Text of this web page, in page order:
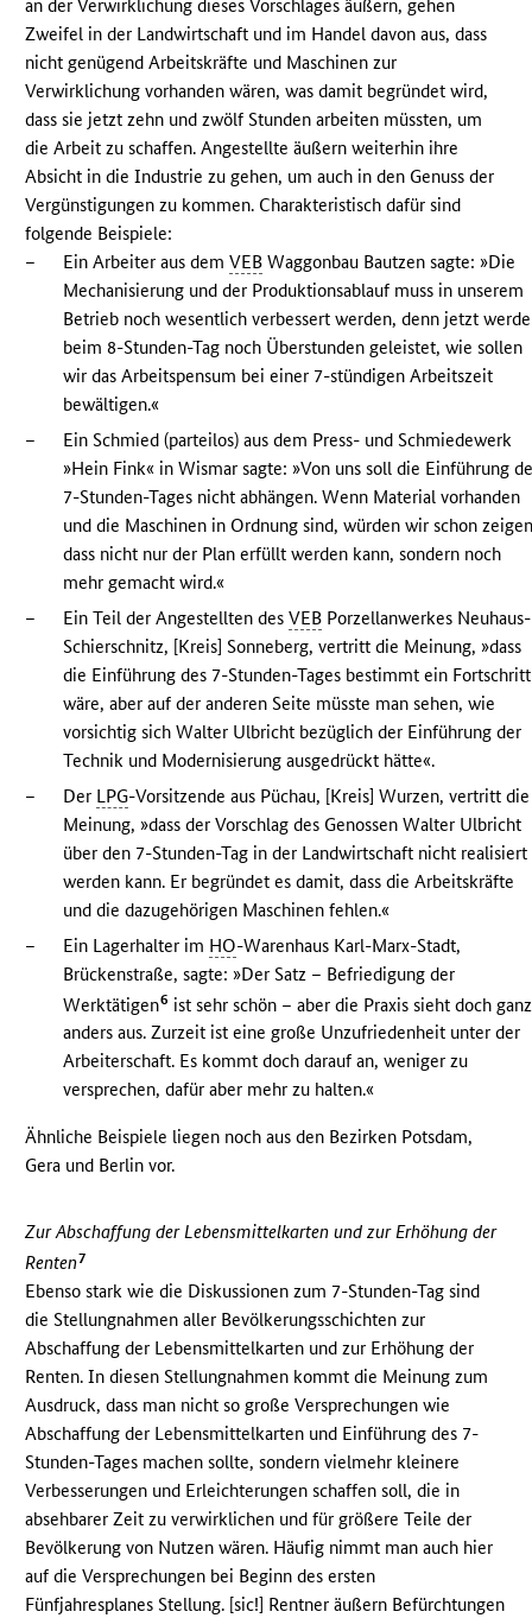
an der Verwirklichung dieses Vorschlages äußern, gehen
Zweifel in der Landwirtschaft und im Handel davon aus, dass
nicht genügend Arbeitskräfte und Maschinen zur
Verwirklichung vorhanden wären, was damit begründet wird,
dass sie jetzt zehn und zwölf Stunden arbeiten müssten, um
die Arbeit zu schaffen. Angestellte äußern weiterhin ihre
Absicht in die Industrie zu gehen, um auch in den Genuss der
Vergünstigungen zu kommen. Charakteristisch dafür sind
folgende Beispiele:
–
Ein Arbeiter aus demVEB Waggonbau Bautzen sagte: »Die
Mechanisierung und der Produktionsablauf muss in unserem
Betrieb noch wesentlich verbessert werden, denn jetzt
beim 8-Stunden-Tag noch Überstunden geleistet, wie sollen
wir das Arbeitspensum bei einer 7-stündigen Arbeitszeit
bewältigen.«
–
Ein Schmied (parteilos) aus dem Press- und Schmiedewerk
»Hein Fink« in Wismar sagte: »Von uns soll die Einführung
7-Stunden-Tages nicht abhängen. Wenn Material vorhanden
und die Maschinen in Ordnung sind, würden wir schon
dass nicht nur der Plan erfüllt werden kann, sondern noch
mehr gemacht wird.«
–
Ein Teil der Angestellten desVEB Porzellanwerkes Neuhaus-
Schierschnitz, [Kreis] Sonneberg, vertritt die Meinung, »dass
die Einführung des 7-Stunden-Tages bestimmt ein Fortschritt
wäre, aber auf der anderen Seite müsste man sehen, wie
vorsichtig sich Walter Ulbricht bezüglich der Einführung der
Technik und Modernisierung ausgedrückt hätte«.
–
Der LPG-Vorsitzende aus Püchau, [Kreis] Wurzen, vertritt die
Meinung, »dass der Vorschlag des Genossen Walter Ulbricht
über den 7-Stunden-Tag in der Landwirtschaft nicht realisiert
werden kann. Er begründet es damit, dass die Arbeitskräfte
und die dazugehörigen Maschinen fehlen.«
–
Ein Lagerhalter im HO-Warenhaus Karl-Marx-Stadt,
Brückenstraße, sagte: »Der Satz – Befriedigung der
Werktätigen6 ist sehr schön – aber die Praxis sieht doch ganz
anders aus. Zurzeit ist eine große Unzufriedenheit unter der
Arbeiterschaft. Es kommt doch darauf an, weniger zu
versprechen, dafür aber mehr zu halten.«
Ähnliche Beispiele liegen noch aus den Bezirken Potsdam,
Gera und Berlin vor.
Zur Abschaffung der Lebensmittelkarten und zur Erhöhung der
Renten7
Ebenso stark wie die Diskussionen zum 7-Stunden-Tag sind
die Stellungnahmen aller Bevölkerungsschichten zur
Abschaffung der Lebensmittelkarten und zur Erhöhung der
Renten. In diesen Stellungnahmen kommt die Meinung zum
Ausdruck, dass man nicht so große Versprechungen wie
Abschaffung der Lebensmittelkarten und Einführung des 7-
Stunden-Tages machen sollte, sondern vielmehr kleinere
Verbesserungen und Erleichterungen schaffen soll, die in
absehbarer Zeit zu verwirklichen und für größere Teile der
Bevölkerung von Nutzen wären. Häufig nimmt man auch hier
auf die Versprechungen bei Beginn des ersten
Fünfjahresplanes Stellung. [sic!] Rentner äußern Befürchtungen